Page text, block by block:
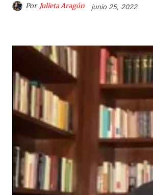
Por Julieta Aragón junio 25, 2022